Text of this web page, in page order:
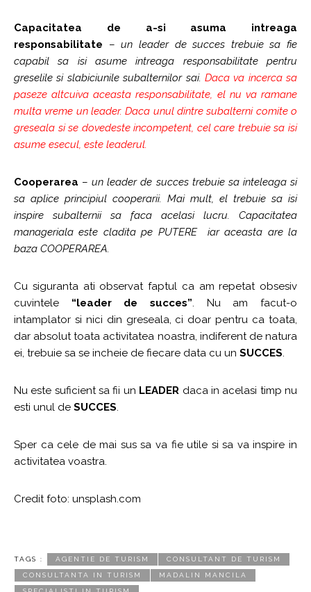
Capacitatea de a-si asuma intreaga
responsabilitate –un leader de succes trebuie sa fie
capabil sa isi asume intreaga responsabilitate pentru
greselile si slabiciunile subalternilor sai. Daca va incerca sa
paseze altcuiva aceasta responsabilitate, el nu va ramane
multa vreme un leader. Daca unul dintre subalterni comite o
greseala si se dovedeste incompetent, cel care trebuie sa isi
asume esecul, este leaderul.
Cooperarea –un leader de succes trebuie sa inteleaga si
sa aplice principiul cooperarii. Mai mult, el trebuie sa isi
inspire subalternii sa faca acelasi lucru. Capacitatea
manageriala este cladita pe PUTERE iar aceasta are la
baza COOPERAREA.
Cu siguranta ati observat faptul ca am repetat obsesiv
cuvintele “leader de succes”. Nu am facut-o
intamplator si nici din greseala, ci doar pentru ca toata,
dar absolut toata activitatea noastra, indiferent de natura
ei, trebuie sa se incheie de fiecare data cu un SUCCES.
Nu este suficient sa fii un LEADER daca in acelasi timp nu
esti unul de SUCCES.
Sper ca cele de mai sus sa va fie utile si sa va inspire in
activitatea voastra.
Credit foto: unsplash.com
TAGS : AGENTIE DE TURISM CONSULTANT DE TURISM
CONSULTANTA IN TURISM MADALIN MANCILA